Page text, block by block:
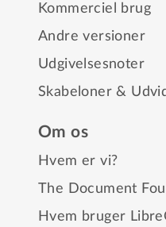
Kommerciel brug
Andre versioner
Udgivelsesnoter
Skabeloner &
Om os
Hvem er vi?
The Document
Hvem bruger